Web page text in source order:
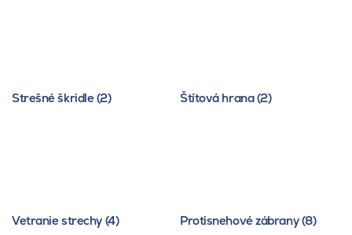
Strešné škridle (2) Štítová hrana (2)
Vetranie strechy (4) Protisnehové zábrany (8)